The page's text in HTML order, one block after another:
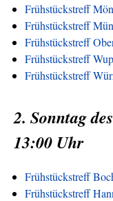
Frühstückstreff
Frühstückstreff
Frühstückstreff
Frühstückstreff
Frühstückstreff
2. Sonntag
13:00 Uhr
Frühstückstreff
Frühstückstreff